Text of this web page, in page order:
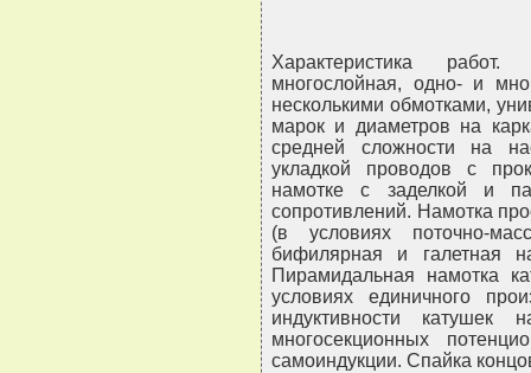
Характеристика
многослойная, одно- и
несколькими обмотками,
марок и диаметров на
средней сложности на
укладкой проводов с
намотке с заделкой и
сопротивлений. Намотка
(в условиях поточно-
бифилярная и галетная
Пирамидальная намотка
условиях единичного
индуктивности катушек
многосекционных
самоиндукции. Спайка